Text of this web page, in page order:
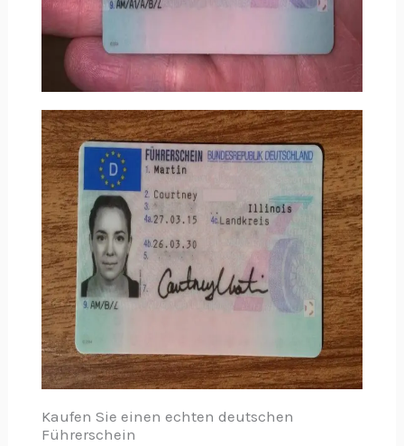
Kaufen Sie einen echten deutschen
Führerschein